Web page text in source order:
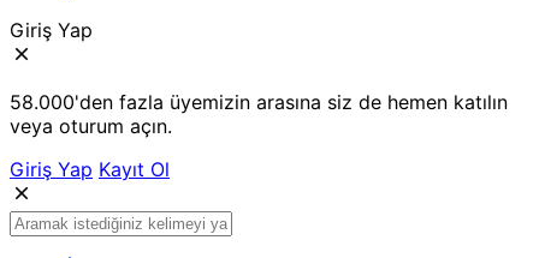
Giriş Yap
58.000'den fazla üyemizin arasına siz de hemen katılın
veya oturum açın.
Giriş Yap Kayıt Ol